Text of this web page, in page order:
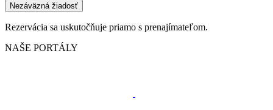
Nezáväzná žiadosť
Rezervácia sa uskutočňuje priamo s prenajímateľom.
NAŠE PORTÁLY